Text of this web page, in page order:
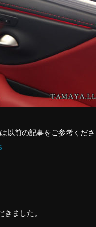
以前の記事をご参考くださ
きました。